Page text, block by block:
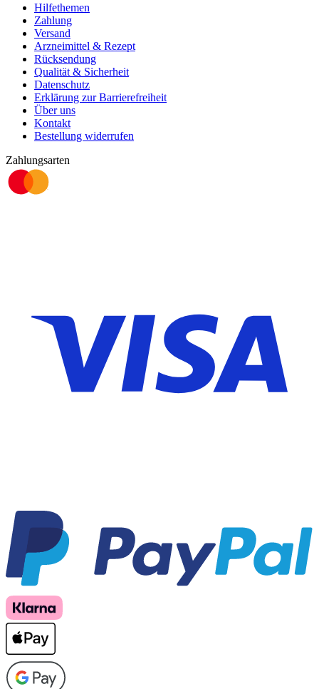
Hilfethemen
Zahlung
Versand
Arzneimittel & Rezept
Rücksendung
Qualität & Sicherheit
Datenschutz
Erklärung zur Barrierefreiheit
Über uns
Kontakt
Bestellung widerrufen
Zahlungsarten